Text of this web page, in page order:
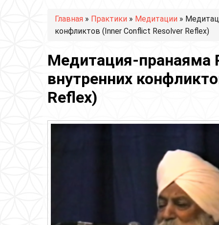
Вы здесь
Главная » Практики » Медитации »
конфликтов (Inner Conflict Resolver Reflex)
Медитация-пранаяма
внутренних
Reflex)